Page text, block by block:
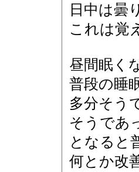
日中は曇り
これは覚
昼間眠く
普段の睡
多分そう
そうであ
となると
何とか改